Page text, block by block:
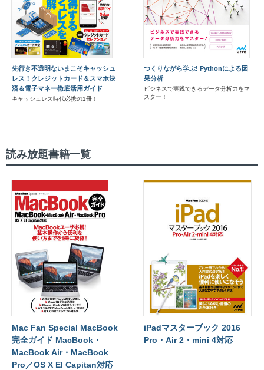
先行き不透明ないまこそキャッシュ
レス！クレジットカード＆スマホ決
済＆電子マネー徹底活用ガイド
キャッシュレス時代必携の1冊！
つくりながら学ぶ! Pythonによる因
果分析
ビジネスで実践できるデータ分析力をマ
スター！
読み放題書籍一覧
Mac Fan Special MacBook
完全ガイド MacBook・
MacBook Air・MacBook
Pro／OS X El Capitan対応
iPadマスターブック 2016
Pro・Air 2・mini 4対応